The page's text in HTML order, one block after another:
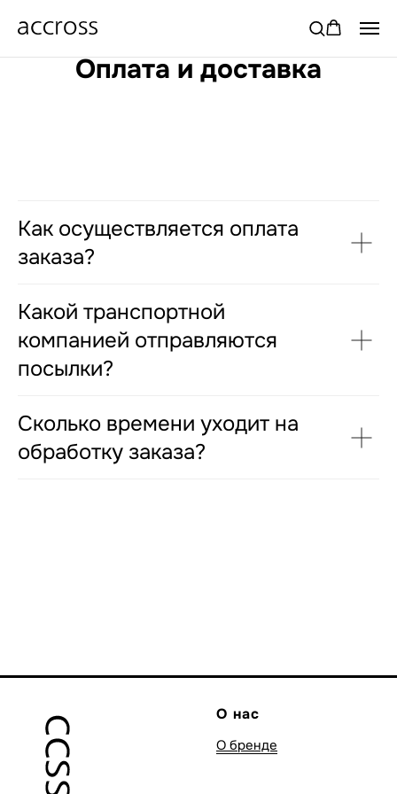
Оплата и доставка
Как осуществляется оплата
заказа?
Какой транспортной
компанией отправляются
посылки?
Сколько времени уходит на
обработку заказа?
О нас
О бренде